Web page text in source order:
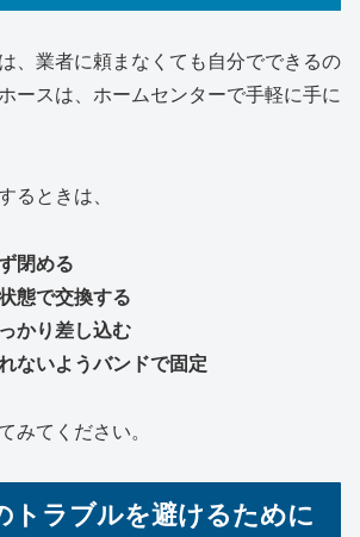
、業者に頼まなくても自分でできるの
ースは、ホームセンターで手軽に手に
るときは、
閉める
態で交換する
かり差し込む
ないようバンドで固定
みてください。
トラブルを避けるために